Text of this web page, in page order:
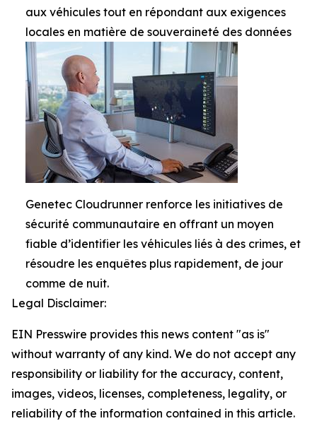
aux véhicules tout en répondant aux exigences
locales en matière de souveraineté des données
Genetec Cloudrunner renforce les initiatives de
sécurité communautaire en offrant un moyen
fiable d’identifier les véhicules liés à des crimes, et
résoudre les enquêtes plus rapidement, de jour
comme de nuit.
Legal Disclaimer:
EIN Presswire provides this news content "as is"
without warranty of any kind. We do not accept any
responsibility or liability for the accuracy, content,
images, videos, licenses, completeness, legality, or
reliability of the information contained in this article.